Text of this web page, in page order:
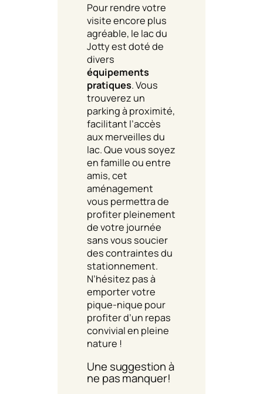
Pour rendre votre
visite encore plus
agréable, le lac du
Jotty est doté de
divers
équipements
pratiques. Vous
trouverez un
parking à proximité,
facilitant l’accès
aux merveilles du
lac. Que vous soyez
en famille ou entre
amis, cet
aménagement
vous permettra de
profiter pleinement
de votre journée
sans vous soucier
des contraintes du
stationnement.
N’hésitez pas à
emporter votre
pique-nique pour
profiter d’un repas
convivial en pleine
nature !
Une suggestion à
ne pas manquer!